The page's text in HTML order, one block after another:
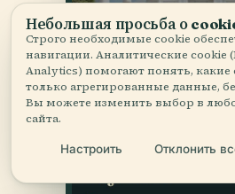
Небольшая просьба о
Строго необходимые cookie
навигации. Аналитические cookie
Analytics) помогают понять,
только агрегированные данные,
Вы можете изменить выбор в
сайта.
Настроить Отклонить